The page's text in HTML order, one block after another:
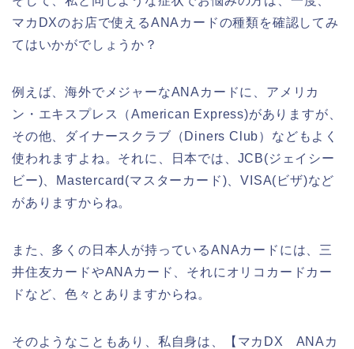
マカDXのお店で使えるANAカードの種類を確認してみ
てはいかがでしょうか？
例えば、海外でメジャーなANAカードに、アメリカ
ン・エキスプレス（American Express)がありますが、
その他、ダイナースクラブ（Diners Club）などもよく
使われますよね。それに、日本では、JCB(ジェイシー
ビー)、Mastercard(マスターカード)、VISA(ビザ)など
がありますからね。
また、多くの日本人が持っているANAカードには、三
井住友カードやANAカード、それにオリコカードカー
ドなど、色々とありますからね。
そのようなこともあり、私自身は、【マカDX ANAカ